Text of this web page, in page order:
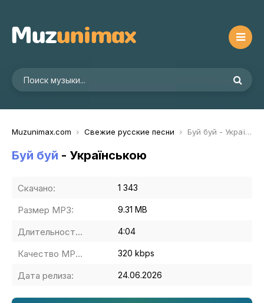
Muzunimax.com Свежие русские песни Буй буй - Українською
Буй буй - Українською
Скачано: 1 343
Размер MP3: 9.31 MB
Длительность MP3: 4:04
Качество MP3: 320 kbps
Дата релиза: 24.06.2026